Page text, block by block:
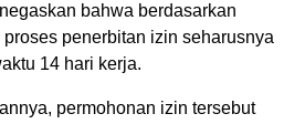
bahwa berdasarkan
penerbitan izin seharusnya
14 hari kerja.
permohonan izin tersebut